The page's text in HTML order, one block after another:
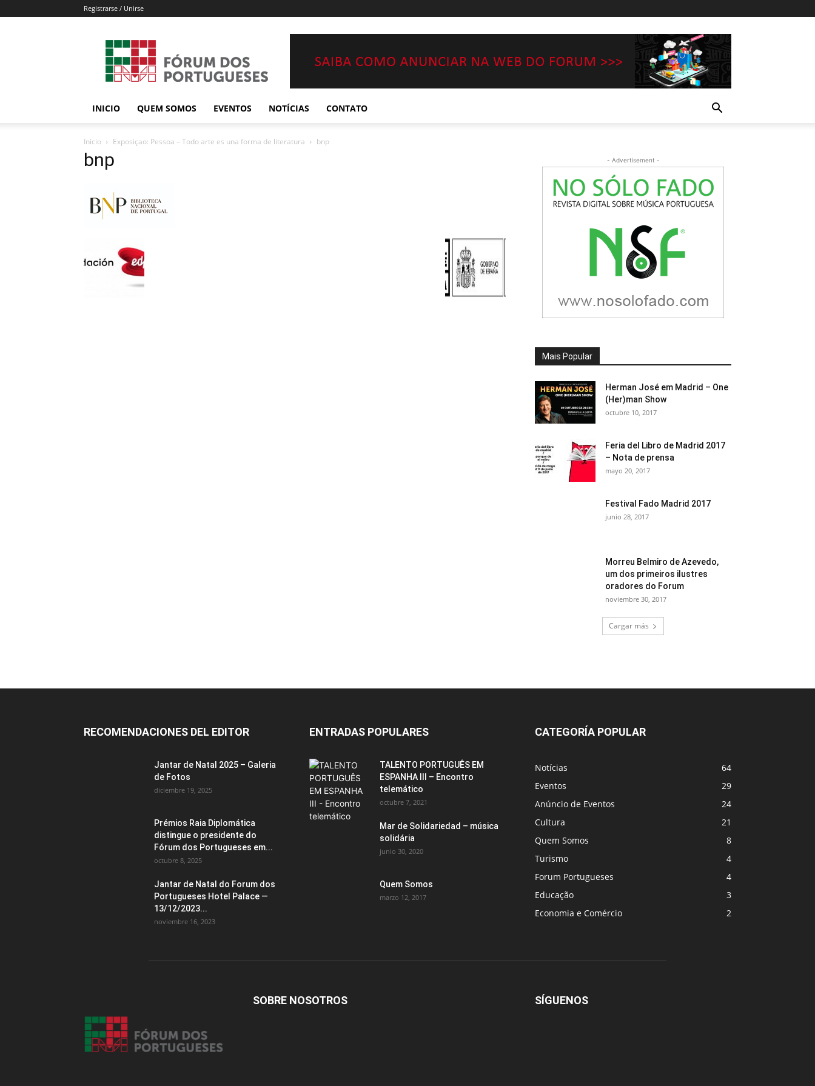
Registrarse / Unirse
Portugueses
INICIO QUEM SOMOS EVENTOS NOTÍCIAS CONTATO
Inicio Exposiçao: Pessoa – Todo arte es una forma de literatura bnp
bnp - Advertisement -
Mais Popular
Herman José em Madrid – One
(Her)man Show
octubre 10, 2017
Feria del Libro de Madrid 2017
– Nota de prensa
mayo 20, 2017
Festival Fado Madrid 2017
junio 28, 2017
Morreu Belmiro de Azevedo,
um dos primeiros ilustres
oradores do Forum
noviembre 30, 2017
Cargar más
RECOMENDACIONES DEL EDITOR
Jantar de Natal 2025 – Galeria
de Fotos
diciembre 19, 2025
Prémios Raia Diplomática
distingue o presidente do
Fórum dos Portugueses em...
octubre 8, 2025
Jantar de Natal do Forum dos
Portugueses Hotel Palace —
13/12/2023...
noviembre 16, 2023
ENTRADAS POPULARES
TALENTO PORTUGUÊS EM
ESPANHA III – Encontro
telemático
octubre 7, 2021
Mar de Solidariedad – música
solidária
junio 30, 2020
Quem Somos
marzo 12, 2017
CATEGORÍA POPULAR
Notícias
64
Eventos
29
Anúncio de Eventos
24
Cultura
21
Quem Somos
8
Turismo
4
Forum Portugueses
4
Educação
3
Economia e Comércio
2
SOBRE NOSOTROS SÍGUENOS